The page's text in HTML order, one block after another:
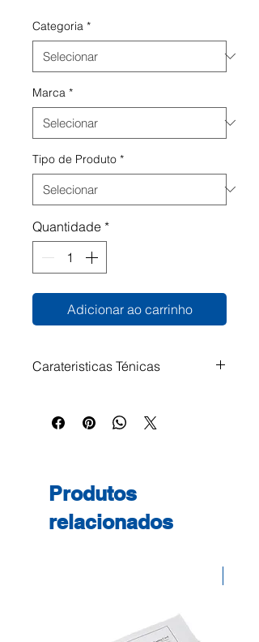
Categoria *
Marca *
Tipo de Produto *
Quantidade *
Adicionar ao carrinho
Carateristicas Ténicas
Produtos
relacionados